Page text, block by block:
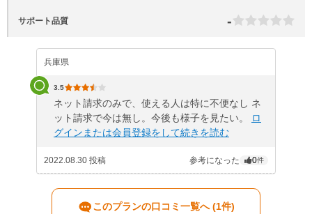
サポート品質 -
兵庫県
3.5
ネット請求のみで、使える人は特に不便なし ネ
ット請求で今は無し。今後も様子を見たい。
ロ
グインまたは会員登録をして続きを読む
2022.08.30 投稿 参考になった 0件
このプランの口コミ一覧へ (1件)